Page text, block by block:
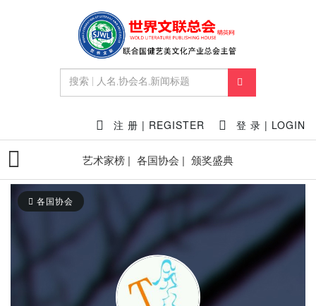
注 册 | REGISTER 登 录 | LOGIN
艺术家榜 | 各国协会 | 颁奖盛典
各国协会